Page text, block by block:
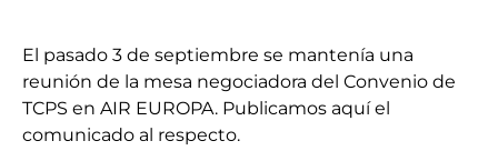
El pasado 3 de septiembre se mantenía una
reunión de la mesa negociadora del Convenio de
TCPS en AIR EUROPA. Publicamos aquí el
comunicado al respecto.